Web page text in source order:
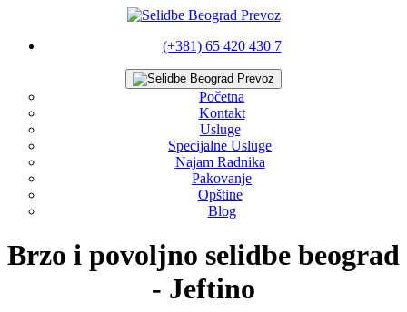
(+381) 65 420 430 7
Početna
Kontakt
Usluge
Specijalne Usluge
Najam Radnika
Pakovanje
Opštine
Blog
Brzo i povoljno selidbe beograd
- Jeftino